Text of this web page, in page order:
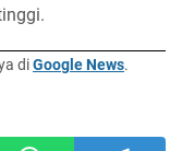
diGoogle News.